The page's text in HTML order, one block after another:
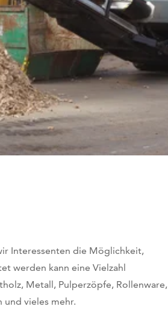
Interessenten die Möglichkeit,
werden kann eine Vielzahl
Metall, Pulperzöpfe, Rollenware,
und vieles mehr.